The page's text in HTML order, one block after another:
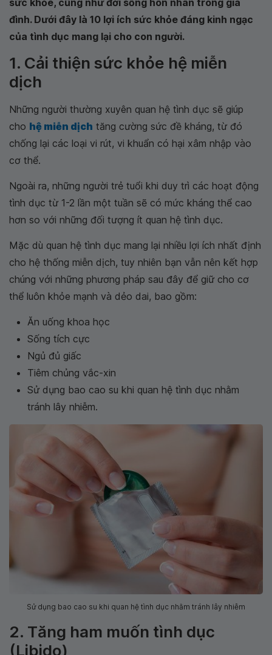
sức khỏe, cũng như đời sống hôn nhân trong gia
đình. Dưới đây là 10 lợi ích sức khỏe đáng kinh ngạc
của tình dục mang lại cho con người.
1. Cải thiện sức khỏe hệ miễn
dịch
Những người thường xuyên quan hệ tình dục sẽ giúp
cho hệ miễn dịch tăng cường sức đề kháng, từ đó
chống lại các loại vi rút, vi khuẩn có hại xâm nhập vào
cơ thể.
Ngoài ra, những người trẻ tuổi khi duy trì các hoạt động
tình dục từ 1-2 lần một tuần sẽ có mức kháng thể cao
hơn so với những đối tượng ít quan hệ tình dục.
Mặc dù quan hệ tình dục mang lại nhiều lợi ích nhất định
cho hệ thống miễn dịch, tuy nhiên bạn vẫn nên kết hợp
chúng với những phương pháp sau đây để giữ cho cơ
thể luôn khỏe mạnh và dẻo dai, bao gồm:
Ăn uống khoa học
Sống tích cực
Ngủ đủ giấc
Tiêm chủng vắc-xin
Sử dụng bao cao su khi quan hệ tình dục nhằm
tránh lây nhiễm.
Sử dụng bao cao su khi quan hệ tình dục nhằm tránh lây nhiễm
2. Tăng ham muốn tình dục
(Libido)